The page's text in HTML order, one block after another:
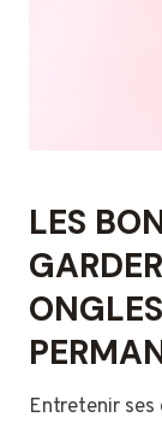
LES
Entretenir ses